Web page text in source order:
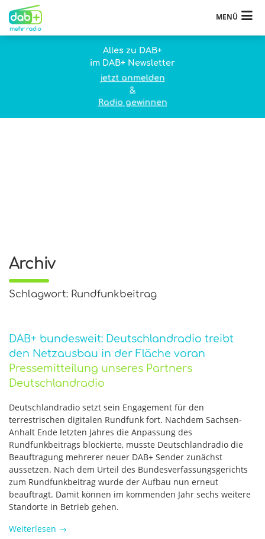
MENÜ
Alles zu DAB+
im DAB+ Newsletter
jetzt anmelden
&
Radio gewinnen
Archiv
Schlagwort: Rundfunkbeitrag
DAB+ bundesweit: Deutschlandradio treibt
den Netzausbau in der Fläche voran
Pressemitteilung unseres Partners
Deutschlandradio
Deutschlandradio setzt sein Engagement für den
terrestrischen digitalen Rundfunk fort. Nachdem Sachsen-
Anhalt Ende letzten Jahres die Anpassung des
Rundfunkbeitrags blockierte, musste Deutschlandradio die
Beauftragung mehrerer neuer DAB+ Sender zunächst
aussetzen. Nach dem Urteil des Bundesverfassungsgerichts
zum Rundfunkbeitrag wurde der Aufbau nun erneut
beauftragt. Damit können im kommenden Jahr sechs weitere
Standorte in Betrieb gehen.
Weiterlesen →